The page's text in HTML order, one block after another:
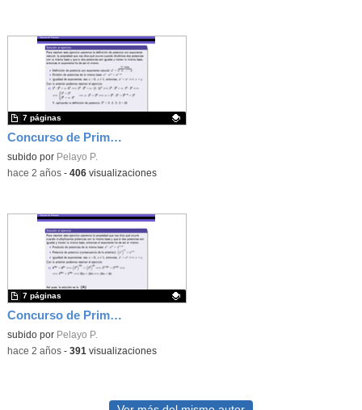
Concurso de Primavera - 2014 - Fase 1 - Nivel 3 - Ejercicio 1
Contenido educativo.
subido por Pelayo P.
7 páginas
-hace 2 años- 406visualizaciones
Concurso de Primavera - 2016 - Fase 2 - Nivel 2 - Ejercicio 8
Contenido educativo.
subido por Pelayo P.
7 páginas
-hace 2 años- 391 visualizaciones